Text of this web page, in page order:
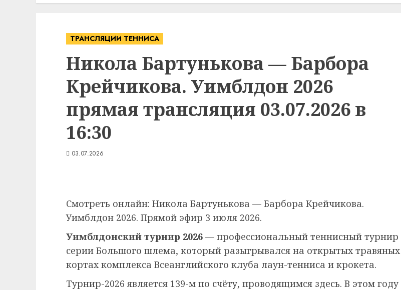
ТРАНСЛЯЦИИ ТЕННИСА
Никола Бартунькова — Барбора
Крейчикова. Уимблдон 2026
прямая трансляция 03.07.2026 в
16:30
03.07.2026
Смотреть онлайн: Никола Бартунькова — Барбора Крейчикова.
Уимблдон 2026. Прямой эфир 3 июля 2026.
Уимблдонский турнир 2026 — профессиональный теннисный турнир
серии Большого шлема, который разыгрывался на открытых травяных
кортах комплекса Всеанглийского клуба лаун-тенниса и крокета.
Турнир-2026 является 139-м по счёту, проводящимся здесь. В этом году